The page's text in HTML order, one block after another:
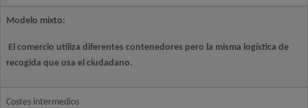
Modelo mixto:
El comercio utiliza diferentes contenedores pero la misma logística de
recogida que usa el ciudadano.
Costes intermedios